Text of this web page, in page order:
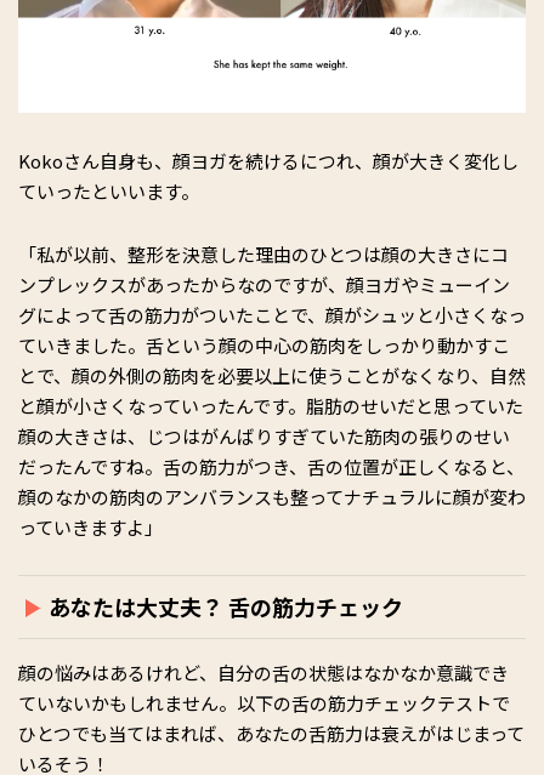
Kokoさん自身も、顔ヨガを続けるにつれ、顔が大きく変化し
ていったといいます。
「私が以前、整形を決意した理由のひとつは顔の大きさにコ
ンプレックスがあったからなのですが、顔ヨガやミューイン
グによって舌の筋力がついたことで、顔がシュッと小さくなっ
ていきました。舌という顔の中心の筋肉をしっかり動かすこ
とで、顔の外側の筋肉を必要以上に使うことがなくなり、自然
と顔が小さくなっていったんです。脂肪のせいだと思っていた
顔の大きさは、じつはがんばりすぎていた筋肉の張りのせい
だったんですね。舌の筋力がつき、舌の位置が正しくなると、
顔のなかの筋肉のアンバランスも整ってナチュラルに顔が変わ
っていきますよ」
あなたは大丈夫？ 舌の筋力チェック
顔の悩みはあるけれど、自分の舌の状態はなかなか意識でき
ていないかもしれません。以下の舌の筋力チェックテストで
ひとつでも当てはまれば、あなたの舌筋力は衰えがはじまって
いるそう！